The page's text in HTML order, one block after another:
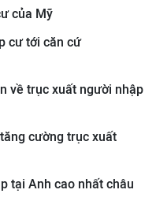
của Mỹ
cư tới căn cứ
về trục xuất người nhập
cường trục xuất
tại Anh cao nhất châu